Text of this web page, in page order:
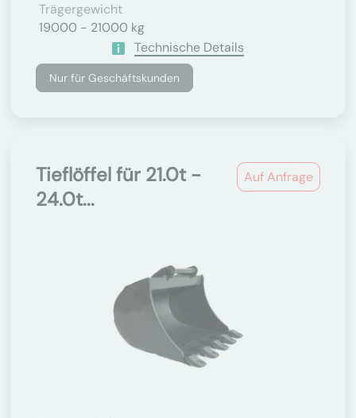
Trägergewicht
19000 - 21000 kg
Technische Details
Nur für Geschäftskunden
Auf Anfrage
Tieflöffel für 21.0t -
24.0t...